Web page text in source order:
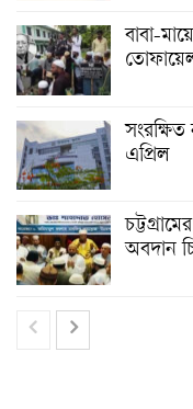
বাবা-
এপ্রিল
অবদান